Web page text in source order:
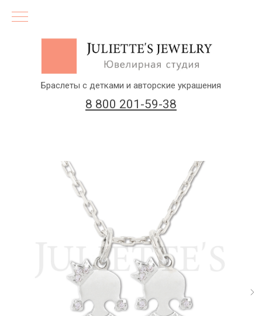
Заказать звонок
8 800 201-59-38
(бесплатный звонок по России)
Браслеты с детками и авторские украшения